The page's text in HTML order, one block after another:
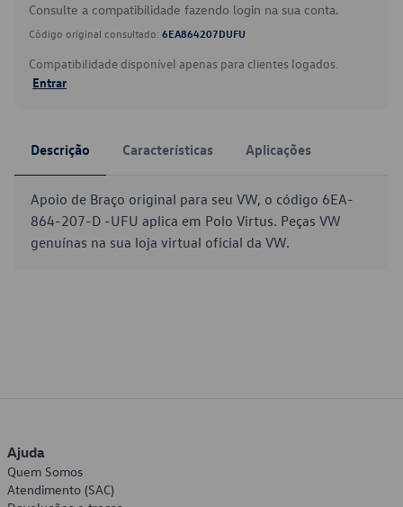
Consulte a compatibilidade fazendo login na sua conta.
Código original consultado: 6EA864207DUFU
Compatibilidade disponível apenas para clientes logados.
Entrar
Descrição Características Aplicações
Apoio de Braço original para seu VW, o código 6EA-
864-207-D -UFU aplica em Polo Virtus. Peças VW
genuínas na sua loja virtual oficial da VW.
Ajuda
Quem Somos
Atendimento (SAC)